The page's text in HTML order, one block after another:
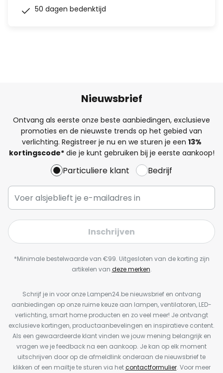
50 dagen bedenktijd
Nieuwsbrief
Ontvang als eerste onze beste aanbiedingen, exclusieve
promoties en de nieuwste trends op het gebied van
verlichting. Registreer je nu en we sturen je een 13%
kortingscode*die je kunt gebruiken bij je eerste aankoop!
Particuliere klant Bedrijf
Inschrijven
*Minimale bestelwaarde van €99. Uitgesloten van de korting zijn
artikelen van deze merken.
Schrijf je in voor onze Lampen24.be nieuwsbrief en ontvang
aanbiedingen op onze ruime keuze aan lampen, ventilatoren, LED-
verlichting, smart home producten en zo veel meer! Je ontvangt
exclusieve kortingen, productaanbevelingen en inspiratieve content.
Als een gewaardeerde klant vinden we jouw mening belangrijk en
vragen we je feedback na een aankoop. Je kan op elk moment
uitschrijven door op de afmeldlink onderaan de nieuwsbrief te
klikken of een mailtje te sturen via hetcontactformulier. Voor meer